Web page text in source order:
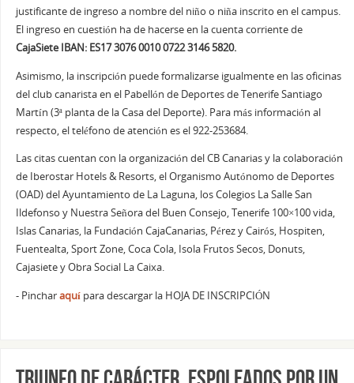
justificante de ingreso a nombre del niño o niña inscrito en el campus.
El ingreso en cuestión ha de hacerse en la cuenta corriente de
CajaSiete IBAN: ES17 3076 0010 0722 3146 5820.
Asimismo, la inscripción puede formalizarse igualmente en las oficinas
del club canarista en el Pabellón de Deportes de Tenerife Santiago
Martín (3ª planta de la Casa del Deporte). Para más información al
respecto, el teléfono de atención es el 922-253684.
Las citas cuentan con la organización del CB Canarias y la colaboración
de Iberostar Hotels & Resorts, el Organismo Autónomo de Deportes
(OAD) del Ayuntamiento de La Laguna, los Colegios La Salle San
Ildefonso y Nuestra Señora del Buen Consejo, Tenerife 100×100 vida,
Islas Canarias, la Fundación CajaCanarias, Pérez y Cairós, Hospiten,
Fuentealta, Sport Zone, Coca Cola, Isola Frutos Secos, Donuts,
Cajasiete y Obra Social La Caixa.
- Pincharaquípara descargar la HOJA DE INSCRIPCIÓN